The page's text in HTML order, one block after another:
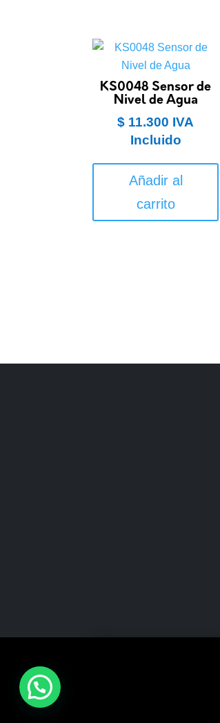
KS0048 Sensor de
Nivel de Agua
$ 11.300 IVA
Incluido
Añadir al
carrito